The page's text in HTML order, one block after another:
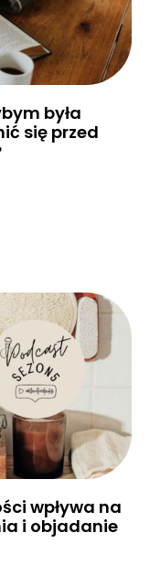
była
się przed
wpływa na
i objadanie